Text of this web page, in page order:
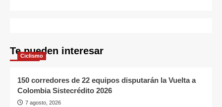
Te pueden interesar
Ciclismo
150 corredores de 22 equipos disputarán la Vuelta a
Colombia Sistecrédito 2026
7 agosto, 2026